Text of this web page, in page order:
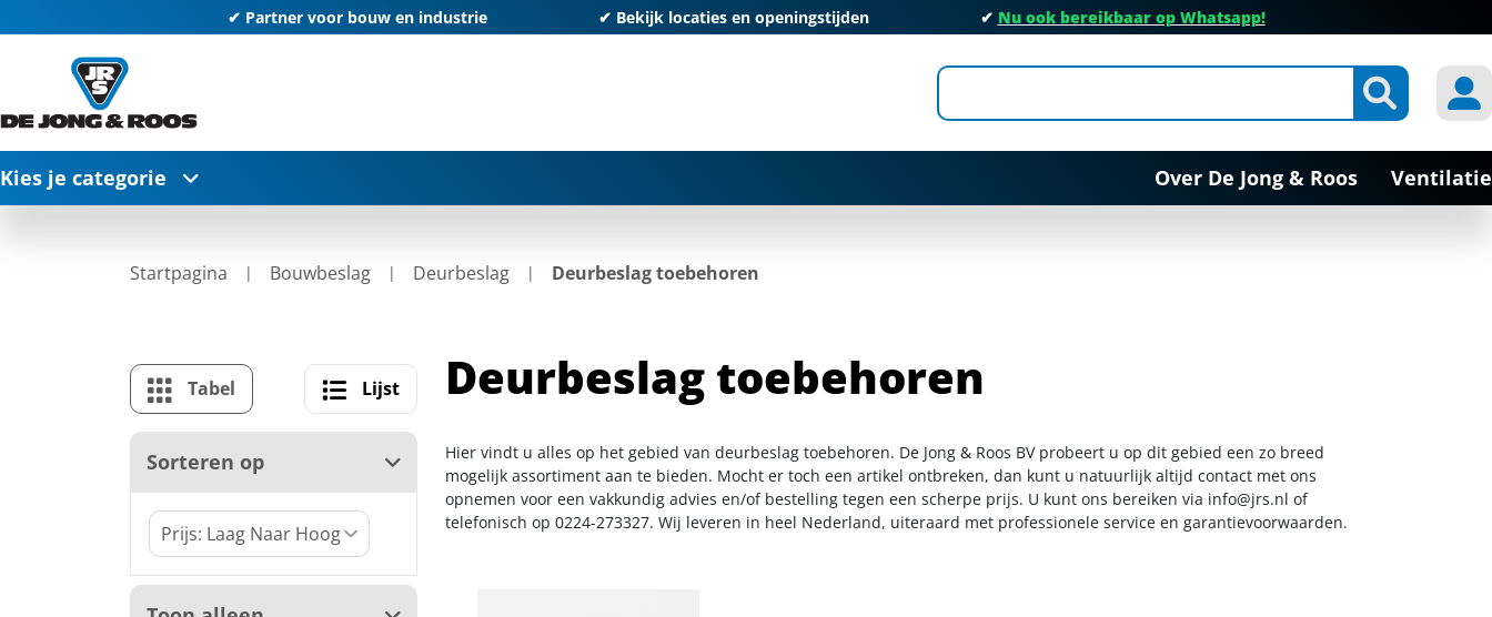
✔ Partner voor bouw en industrie ✔ Bekijk locaties en openingstijden ✔ Nu ook bereikbaar op Whatsapp!
Kies je categorie Over De Jong & Roos Ventilatie
Startpagina Bouwbeslag Deurbeslag Deurbeslag toebehoren
Tabel Lijst
Sorteren op
Deurbeslag toebehoren
Hier vindt u alles op het gebied van deurbeslag toebehoren. De Jong & Roos BV probeert u op dit gebied een zo breed
mogelijk assortiment aan te bieden. Mocht er toch een artikel ontbreken, dan kunt u natuurlijk altijd contact met ons
opnemen voor een vakkundig advies en/of bestelling tegen een scherpe prijs. U kunt ons bereiken via info@jrs.nl of
telefonisch op 0224-273327. Wij leveren in heel Nederland, uiteraard met professionele service en garantievoorwaarden.